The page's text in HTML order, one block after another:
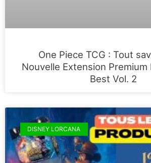
One Piece TCG : Tout
Nouvelle Extension
Best Vol. 2
DISNEY LORCANA